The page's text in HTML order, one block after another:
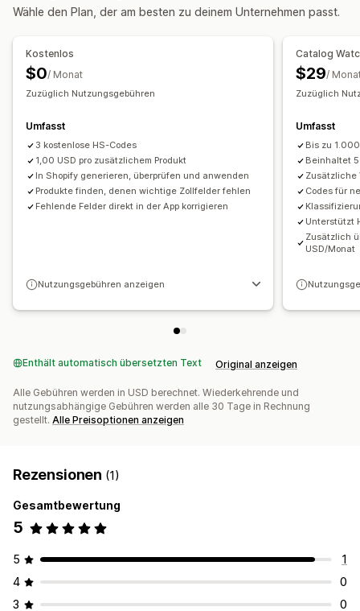
Wähle den Plan, der am besten zu deinem Unternehmen passt.
Kostenlos
$0/ Monat
Zuzüglich Nutzungsgebühren
Umfasst
3 kostenlose HS-Codes
1,00 USD pro zusätzlichem Produkt
In Shopify generieren, überprüfen und anwenden
Produkte finden, denen wichtige Zollfelder fehlen
Fehlende Felder direkt in der App korrigieren
Nutzungsgebühren anzeigen
Catalog
$29/
Zuzüglich
Umfasst
Bis zu
Beinhaltet
Zusätzliche
Codes für
Unterstützt
Zusätzlich
USD/Monat
Enthält automatisch übersetzten Text Original anzeigen
Alle Gebühren werden in USD berechnet. Wiederkehrende und
nutzungsabhängige Gebühren werden alle 30 Tage in Rechnung
gestellt. Alle Preisoptionen anzeigen
Rezensionen (1)
Gesamtbewertung
5
5
1
4
0
3
0